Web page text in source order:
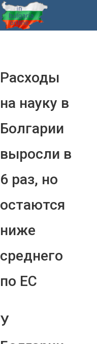
Расходы
на науку в
Болгарии
выросли в
6 раз, но
остаются
ниже
среднего
по ЕС
У